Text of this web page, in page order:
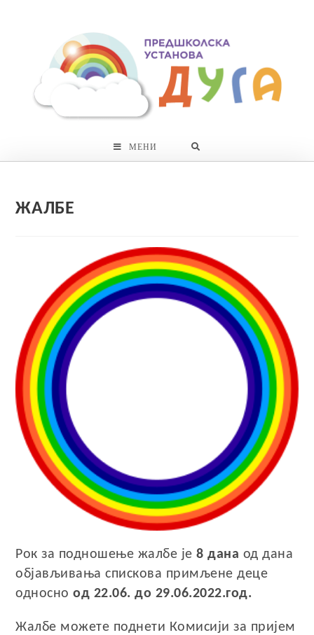
МЕНИ
ЖАЛБЕ
Рок за подношење жалбе је8 дана од дана
објављивања спискова примљене деце
односноод 22.06. до 29.06.2022.год.
Жалбе можете поднети Комисији за пријем